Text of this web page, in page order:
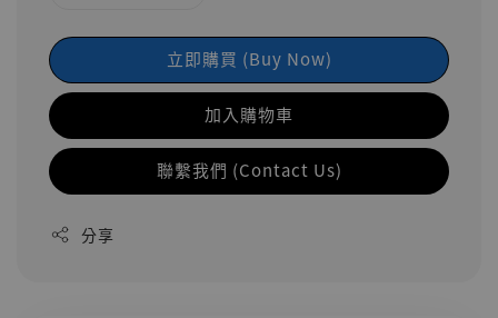
立即購買 (Buy Now)
加入購物車
聯繫我們 (Contact Us)
分享